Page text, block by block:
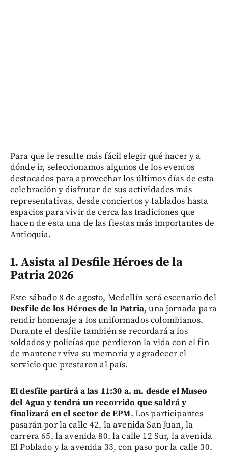
Para que le resulte más fácil elegir qué hacer y a
dónde ir, seleccionamos algunos de los eventos
destacados para aprovechar los últimos días de esta
celebración y disfrutar de sus actividades más
representativas, desde conciertos y tablados hasta
espacios para vivir de cerca las tradiciones que
hacen de esta una de las fiestas más importantes de
Antioquia.
1. Asista al Desfile Héroes de la
Patria 2026
Este sábado 8 de agosto, Medellín será escenario del
Desfile de los Héroes de la Patria, una jornada para
rendir homenaje a los uniformados colombianos.
Durante el desfile también se recordará a los
soldados y policías que perdieron la vida con el fin
de mantener viva su memoria y agradecer el
servicio que prestaron al país.
El desfile partirá a las 11:30 a. m. desde el Museo
del Agua y tendrá un recorrido que saldrá y
finalizará en el sector de EPM. Los participantes
pasarán por la calle 42, la avenida San Juan, la
carrera 65, la avenida 80, la calle 12 Sur, la avenida
El Poblado y la avenida 33, con paso por la calle 30.